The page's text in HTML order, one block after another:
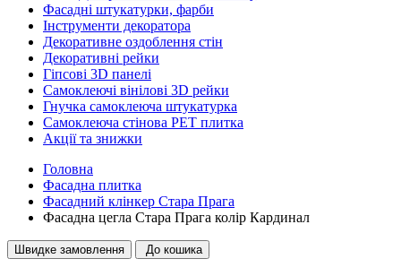
Фасадні штукатурки, фарби
Інструменти декоратора
Декоративне оздоблення стін
Декоративні рейки
Гіпсові 3D панелі
Самоклеючі вінілові 3D рейки
Гнучка самоклеюча штукатурка
Самоклеюча стінова PET плитка
Акції та знижки
Головна
Фасадна плитка
Фасадний клінкер Стара Прага
Фасадна цегла Стара Прага колір Кардинал
Швидке замовлення До кошика